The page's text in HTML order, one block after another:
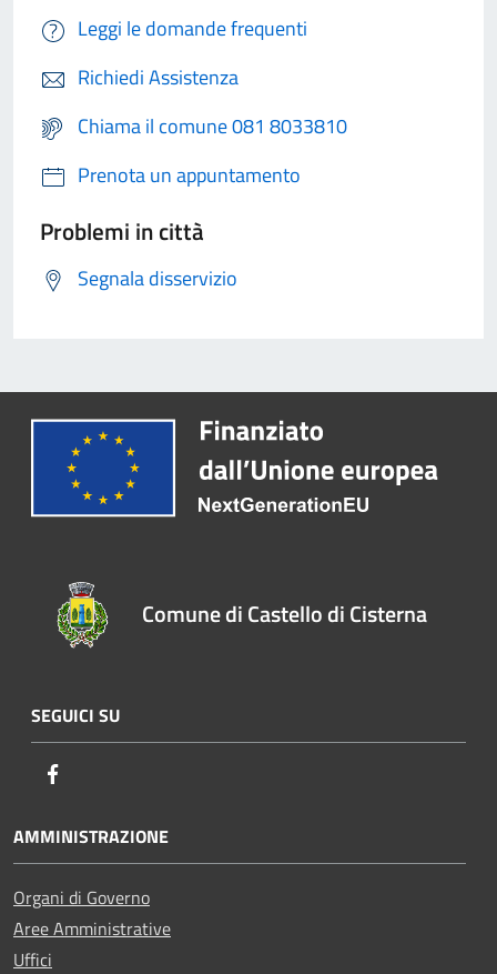
Leggi le domande frequenti
Richiedi Assistenza
Chiama il comune 081 8033810
Prenota un appuntamento
Problemi in città
Segnala disservizio
Comune di Castello di Cisterna
SEGUICI SU
AMMINISTRAZIONE
Organi di Governo
Aree Amministrative
Uffici